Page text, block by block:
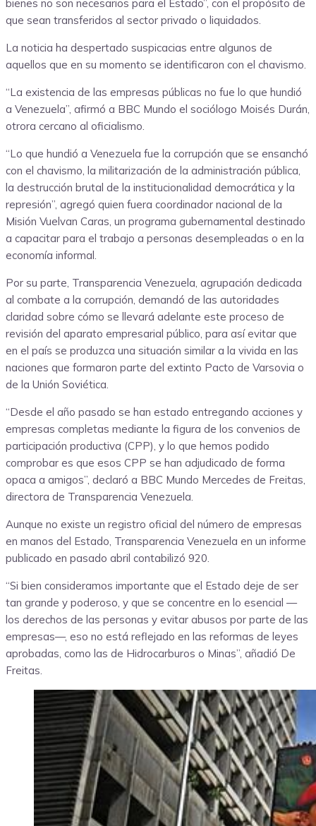
bienes no son necesarios para el Estado”, con el propósito de
que sean transferidos al sector privado o liquidados.
La noticia ha despertado suspicacias entre algunos de
aquellos que en su momento se identificaron con el chavismo.
“La existencia de las empresas públicas no fue lo que hundió
a Venezuela”, afirmó a BBC Mundo el sociólogo Moisés Durán,
otrora cercano al oficialismo.
“Lo que hundió a Venezuela fue la corrupción que se ensanchó
con el chavismo, la militarización de la administración pública,
la destrucción brutal de la institucionalidad democrática y la
represión”, agregó quien fuera coordinador nacional de la
Misión Vuelvan Caras, un programa gubernamental destinado
a capacitar para el trabajo a personas desempleadas o en la
economía informal.
Por su parte, Transparencia Venezuela, agrupación dedicada
al combate a la corrupción, demandó de las autoridades
claridad sobre cómo se llevará adelante este proceso de
revisión del aparato empresarial público, para así evitar que
en el país se produzca una situación similar a la vivida en las
naciones que formaron parte del extinto Pacto de Varsovia o
de la Unión Soviética.
“Desde el año pasado se han estado entregando acciones y
empresas completas mediante la figura de los convenios de
participación productiva (CPP), y lo que hemos podido
comprobar es que esos CPP se han adjudicado de forma
opaca a amigos”, declaró a BBC Mundo Mercedes de Freitas,
directora de Transparencia Venezuela.
Aunque no existe un registro oficial del número de empresas
en manos del Estado, Transparencia Venezuela en un informe
publicado en pasado abril contabilizó 920.
“Si bien consideramos importante que el Estado deje de ser
tan grande y poderoso, y que se concentre en lo esencial —
los derechos de las personas y evitar abusos por parte de las
empresas—, eso no está reflejado en las reformas de leyes
aprobadas, como las de Hidrocarburos o Minas”, añadió De
Freitas.